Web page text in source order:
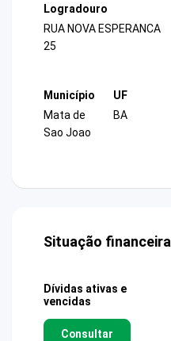
Logradouro
RUA NOVA ESPERANCA
25
Município
Mata de
Sao Joao
UF
BA
Situação financeira
Dívidas ativas e
vencidas
Consultar